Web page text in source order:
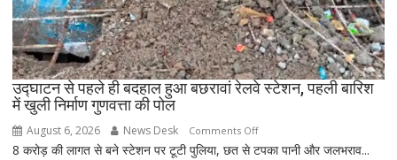
बड़ा
हादसा
उद्घाटन से पहले ही बदहाल हुआ बछरावां रेलवे स्टेशन, पहली बारिश
में खुली निर्माण गुणवत्ता की पोल
August 6, 2026 News Desk Comments Offon
उद्घाटन
8 करोड़ की लागत से बने स्टेशन पर टूटी पुलिया, छत से टपका पानी और जलभराव...